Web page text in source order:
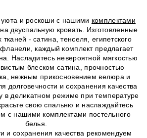
уюта и роскоши с нашими комплектами
на двуспальную кровать. Изготовленные
- сатина, тенселя, египетского
каждый комплект предлагает
Насладитесь невероятной мягкостью
блеском сатина, прочностью
нежным прикосновением велюра и
долговечности и сохранения качества
в деликатном режиме при температуре
свою спальню и наслаждайтесь
с нашими комплектами постельного
белья.
и сохранения качества рекомендуем